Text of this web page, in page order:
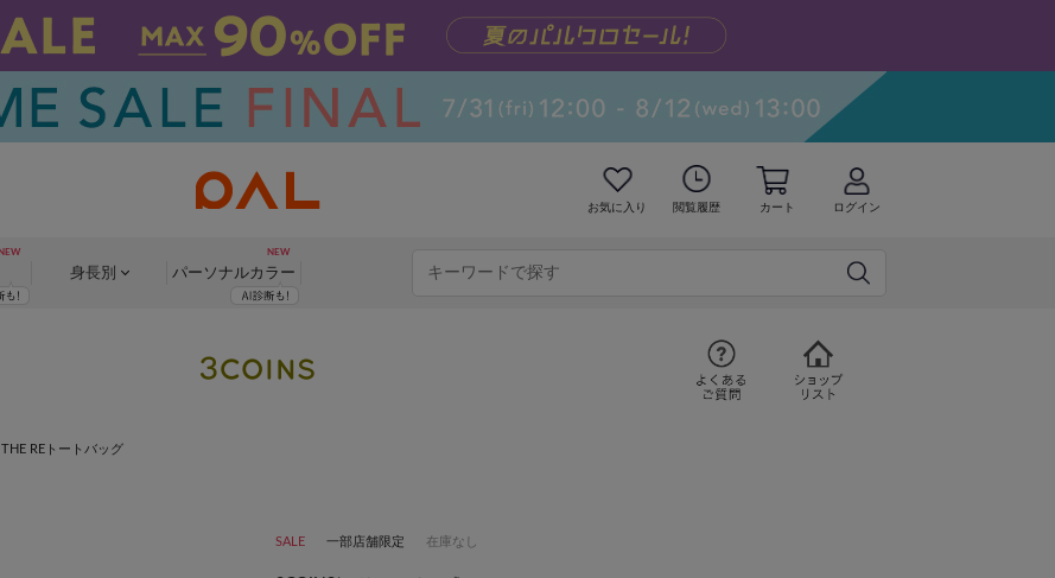
お気に入り 閲覧履歴 カート ログイン
身長別 パーソナルカラー
THE REトートバッグ
SALE 一部店舗限定 在庫なし